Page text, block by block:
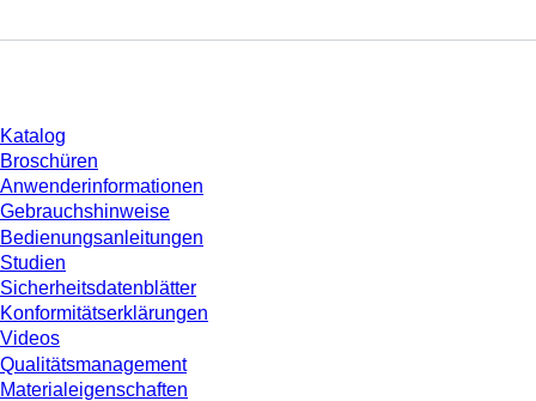
Katalog
Broschüren
Anwenderinformationen
Gebrauchshinweise
Bedienungsanleitungen
Studien
Sicherheitsdatenblätter
Konformitätserklärungen
Videos
Qualitätsmanagement
Materialeigenschaften